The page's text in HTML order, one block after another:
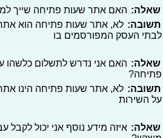
שאלה: האם אתר שעות פתיחה שייך
תשובה: לא, אתר שעות פתיחה הוא אתר
לבתי העסק המפורסמים בו
שאלה: האם אני נדרש לתשלום כלשהו
פתיחה?
תשובה: לא, אתר שעות פתיחה הינו אתר
על השירות
שאלה: איזה מידע נוסף אני יכול לקבל